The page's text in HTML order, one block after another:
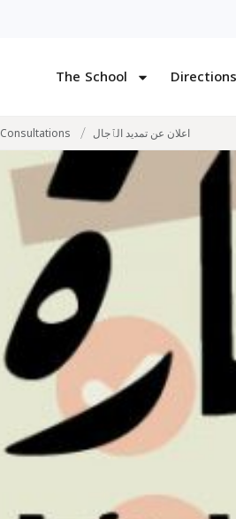
The School Directions
Consultations / اعلان عن تمديد الٱجال